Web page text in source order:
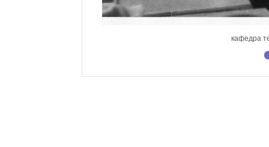
кафедра